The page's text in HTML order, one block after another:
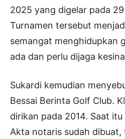
2025 yang digelar pada
Turnamen tersebut
semangat menghidupkan
ada dan perlu dijaga
Sukardi kemudian
Bessai Berinta Golf Club.
dirikan pada 2014. Saat
Akta notaris sudah dibuat,